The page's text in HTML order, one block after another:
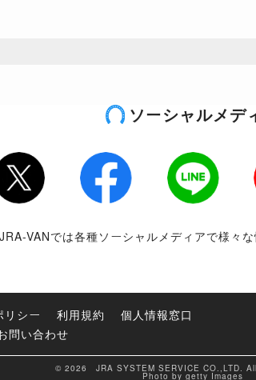
ソーシャルメデ
Twitter Facebook LINE
JRA-VANでは各種ソーシャルメディアで様々な
リシー 利用規約
個人情報窓口
問い合わせ
© 2026 JRA SYSTEM SERVICE CO.,LTD.
Photo by getty Images